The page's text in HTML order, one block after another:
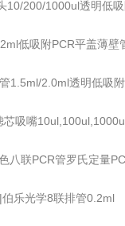
10/200/1000ul透明低
低吸附PCR平盖薄壁
1.5ml/2.0ml透明低吸
芯吸嘴
八联PCR管罗氏定量
乐光学8联排管0.2ml